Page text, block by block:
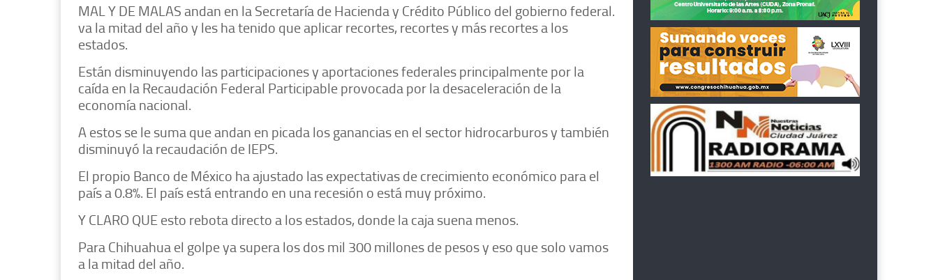
MAL Y DE MALAS andan en la Secretaría de Hacienda y Crédito Público del gobierno federal.
va la mitad del año y les ha tenido que aplicar recortes, recortes y más recortes a los
estados.
Están disminuyendo las participaciones y aportaciones federales principalmente por la
caída en la Recaudación Federal Participable provocada por la desaceleración de la
economía nacional.
A estos se le suma que andan en picada los ganancias en el sector hidrocarburos y también
disminuyó la recaudación de IEPS.
El propio Banco de México ha ajustado las expectativas de crecimiento económico para el
país a 0.8%. El país está entrando en una recesión o está muy próximo.
Y CLARO QUE esto rebota directo a los estados, donde la caja suena menos.
Para Chihuahua el golpe ya supera los dos mil 300 millones de pesos y eso que solo vamos
a la mitad del año.